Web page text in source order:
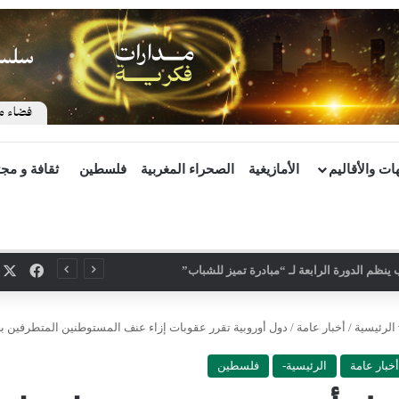
والأقاليم الأمازيغية الصحراء المغربية فلسطين ثقافة و
الدورة الرابعة لـ “مبادرة تميز للشباب”
الرئيسية / أخبار عامة / دول أوروبية تقرر عقوبات إزاء عنف المستوطنين المتطرفين
أخبار عامة الرئيسية- فلسطين